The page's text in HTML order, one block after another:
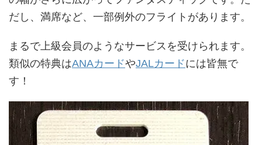
だし、満席など、一部例外のフライトがあります。
まるで上級会員のようなサービスを受けられます。
類似の特典はANAカードやJALカードには皆無で
す！